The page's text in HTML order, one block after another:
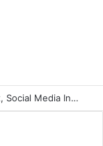
Bollywood Mr. & Miss India 2025 Finalist, Social Media Influencer and Model-Actress Suman Tripathi to be Honoured in Indore